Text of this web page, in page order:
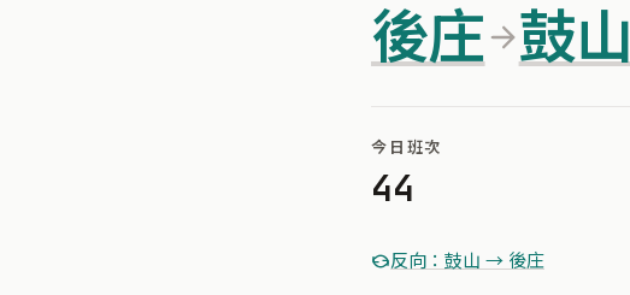
後庄 鼓山
今日班次
44
反向：鼓山 → 後庄